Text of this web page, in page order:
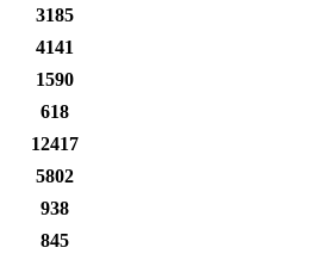
3185
4141
1590
618
12417
5802
938
845